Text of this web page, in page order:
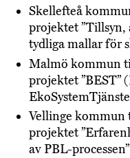
Skellefteå
projektet ”Tillsyn,
tydliga mallar för
Malmö kommun
projektet ”BEST”
Vellinge kommun
projektet
av PBL-processen”